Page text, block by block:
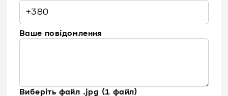
Ваше повідомлення
Виберіть файл .jpg (1 файл)